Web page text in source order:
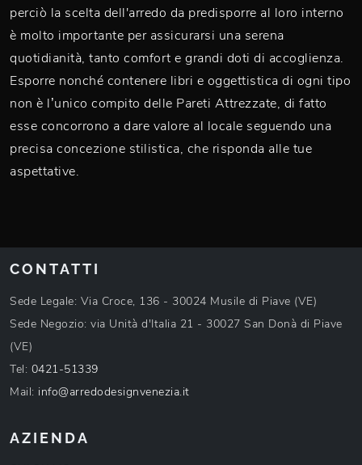
perciò la scelta dell'arredo da predisporre al loro interno
è molto importante per assicurarsi una serena
quotidianità, tanto comfort e grandi doti di accoglienza.
Esporre nonché contenere libri e oggettistica di ogni tipo
non è l’unico compito delle Pareti Attrezzate, di fatto
esse concorrono a dare valore al locale seguendo una
precisa concezione stilistica, che risponda alle tue
aspettative.
CONTATTI
Sede Legale: Via Croce, 136 - 30024 Musile di Piave (VE)
Sede Negozio: via Unità d'Italia 21 - 30027 San Donà di Piave
(VE)
Tel: 0421-51339
Mail: info@arredodesignvenezia.it
AZIENDA